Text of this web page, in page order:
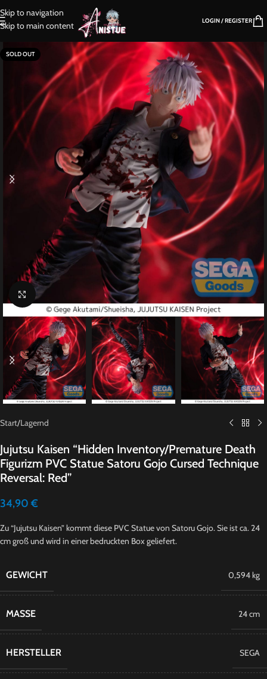
Skip to navigation
Skip to main content
LOGIN / REGISTER
SOLD OUT
Click to enlarge
Start/Lagernd
Jujutsu Kaisen “Hidden Inventory/Premature Death
Figurizm PVC Statue Satoru Gojo Cursed Technique
Reversal: Red”
34,90 €
Zu “Jujutsu Kaisen” kommt diese PVC Statue von Satoru Gojo. Sie ist ca. 24
cm groß und wird in einer bedruckten Box geliefert.
GEWICHT 0,594 kg
MASSE 24 cm
HERSTELLER SEGA